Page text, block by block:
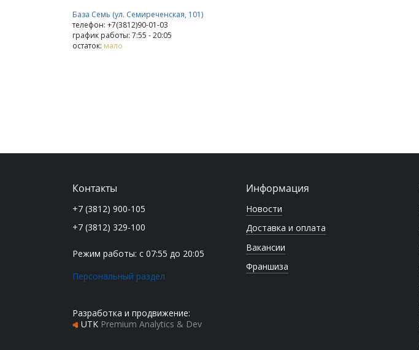
База Семь (ул. Семиреченская, 101)
телефон: +7(3812)90-01-03
график работы: 7:55 - 20:05
остаток: мало
Информация
Новости
Доставка и оплата
Вакансии
Франшиза
Контакты
+7 (3812) 900-105
+7 (3812) 329-100
Режим работы: с 07:55 до 20:05
Персональный раздел
Разработка и продвижение:
UTK Premium Analytics & Dev